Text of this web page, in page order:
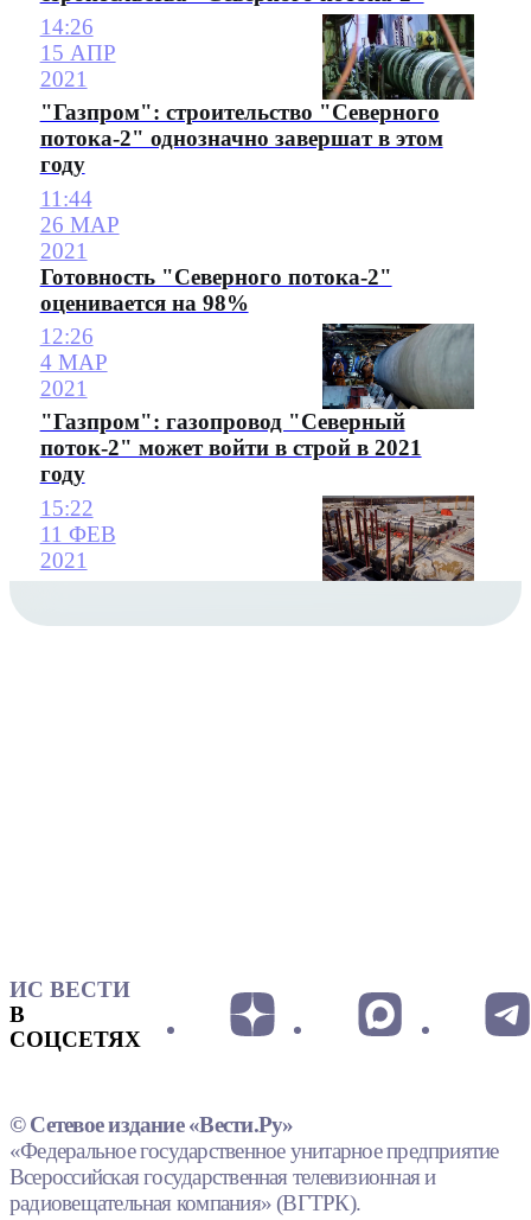
14:26
15 АПР
2021
"Газпром": строительство "Северного
потока-2" однозначно завершат в этом
году
11:44
26 МАР
2021
Готовность "Северного потока-2"
оценивается на 98%
12:26
4 МАР
2021
"Газпром": газопровод "Северный
поток-2" может войти в строй в 2021
году
15:22
11 ФЕВ
2021
ИС ВЕСТИ
В
СОЦСЕТЯХ
© Сетевое издание «Вести.Ру»
«Федеральное государственное унитарное предприятие
Всероссийская государственная телевизионная и
радиовещательная компания» (ВГТРК).